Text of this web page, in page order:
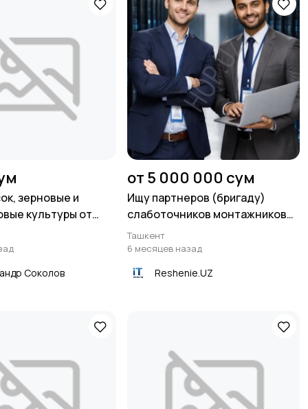
зерновые и
культуры от
Соколов
от 5 000 000 сум
Ищу партнеров (бригаду)
слаботочников монтажников
СКС
Ташкент
6 месяцев назад
Reshenie.UZ